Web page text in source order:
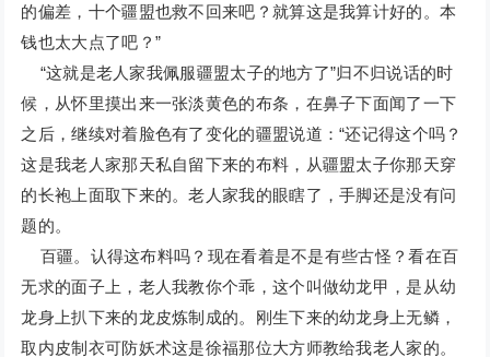
的偏差，十个疆盟也救不回来吧？就算这是我算计好的。本
钱也太大点了吧？”
“这就是老人家我佩服疆盟太子的地方了”归不归说话的时
候，从怀里摸出来一张淡黄色的布条，在鼻子下面闻了一下
之后，继续对着脸色有了变化的疆盟说道：“还记得这个吗？
这是我老人家那天私自留下来的布料，从疆盟太子你那天穿
的长袍上面取下来的。老人家我的眼瞎了，手脚还是没有问
题的。
百疆。认得这布料吗？现在看着是不是有些古怪？看在百
无求的面子上，老人我教你个乖，这个叫做幼龙甲，是从幼
龙身上扒下来的龙皮炼制成的。刚生下来的幼龙身上无鳞，
取内皮制衣可防妖术这是徐福那位大方师教给我老人家的。